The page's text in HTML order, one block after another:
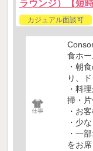
ラウンジ）【短
カジュアル面談可
食ホ
・朝
り、
・料
掃・
・お
・少
・一
をお席